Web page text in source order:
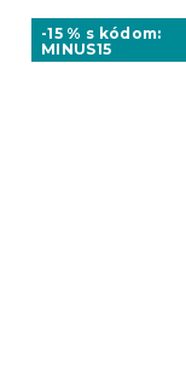
-15 % s kódom:
MINUS15